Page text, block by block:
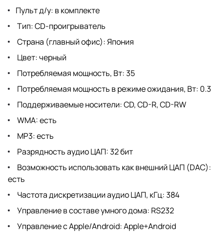
Пульт д/у: в комплекте
Тип: CD-проигрыватель
Страна (главный офис): Япония
Цвет: черный
Потребляемая мощность, Вт: 35
Потребляемая мощность в режиме ожидания, Вт: 0.3
Поддерживаемые носители: CD, CD-R, CD-RW
WMA: есть
MP3: есть
Разрядность аудио ЦАП: 32 бит
Возможность использовать как внешний ЦАП (DAC):
есть
Частота дискретизации аудио ЦАП, кГц: 384
Управление в составе умного дома: RS232
Управление с Apple/Android: Apple+Android